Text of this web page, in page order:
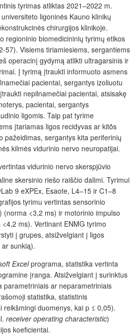
tyrimas atliktas 2021–2022 m.
ligoninės Kauno klinikų
chirurgijos klinikoje.
regioninio biomedicininių tyrimų etikos
57). Visiems tiriamiesiems, sergantiems
operacinį gydymą atlikti ultragarsinis ir
Į tyrimą įtraukti informuoto asmens
pacientai, sergantys izoliuotu
nepilnamečiai pacientai, atsisakę
pacientai, sergantys
ligomis. Taip pat tyrime
įtariamas ligos recidyvas ar kitõs
pažeidimas, sergantys kita periferinių
kilmės vidurinio nervo neuropatijai.
vidurinio nervo skerspjūvio
skersinio riešo raiščio dalimi. Tyrimui
9 eXPEx, Esaote, L4–15 ir C1–8
tyrimu vertintas sensorinio
(norma <3,2 ms) ir motorinio impulso
ms). Vertinant ENMG tyrimo
į grupes, atsižvelgiant į ligos
sunkią).
Excelprograma, statistika vertinta
įranga. Atsižvelgiant į surinktus
parametriniais ar neparametriniais
statistika, statistinis
reikšmingi duomenys, kai p ≤ 0,05).
receiver operating characteristic)
koeficientai.